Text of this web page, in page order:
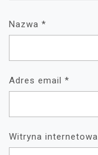
Nazwa *
Adres email *
Witryna internetowa